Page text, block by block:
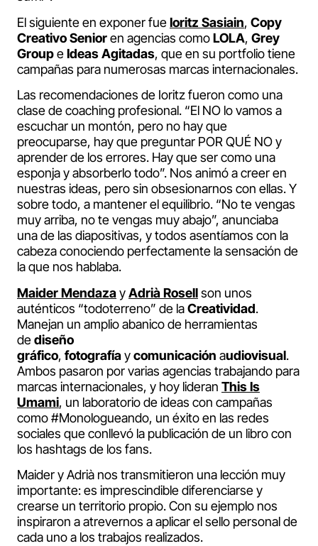
El siguiente en exponer fueIoritz Sasiain, Copy
Creativo Senioren agencias comoLOLA, Grey
GroupeIdeas Agitadas, que en su portfolio tiene
campañas para numerosas marcas internacionales.
Las recomendaciones de Ioritz fueron como una
clase de coaching profesional. “El NO lo vamos a
escuchar un montón, pero no hay que
preocuparse, hay que preguntar POR QUÉ NO y
aprender de los errores. Hay que ser como una
esponja y absorberlo todo”. Nos animó a creer en
nuestras ideas, pero sin obsesionarnos con ellas. Y
sobre todo, a mantener el equilibrio. “No te vengas
muy arriba, no te vengas muy abajo”, anunciaba
una de las diapositivas, y todos asentíamos con la
cabeza conociendo perfectamente la sensación de
la que nos hablaba.
Maider MendazayAdrià Rosellson unos
auténticos “todoterreno” de laCreatividad.
Manejan un amplio abanico de herramientas
dediseño
gráfico, fotografíaycomunicación audiovisual.
Ambos pasaron por varias agencias trabajando para
marcas internacionales, y hoy lideran This Is
Umami, un laboratorio de ideas con campañas
como #Monologueando, un éxito en las redes
sociales que conllevó la publicación de un libro con
los hashtags de los fans.
Maider y Adrià nos transmitieron una lección muy
importante: es imprescindible diferenciarse y
crearse un territorio propio. Con su ejemplo nos
inspiraron a atrevernos a aplicar el sello personal de
cada uno a los trabajos realizados.